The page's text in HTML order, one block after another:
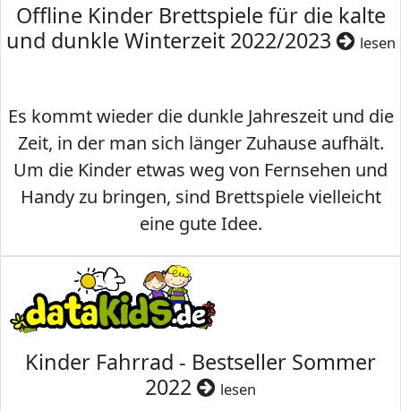
Offline Kinder Brettspiele für die kalte
und dunkle Winterzeit 2022/2023
lesen
Es kommt wieder die dunkle Jahreszeit und die
Zeit, in der man sich länger Zuhause aufhält.
Um die Kinder etwas weg von Fernsehen und
Handy zu bringen, sind Brettspiele vielleicht
eine gute Idee.
Kinder Fahrrad - Bestseller Sommer
2022
lesen